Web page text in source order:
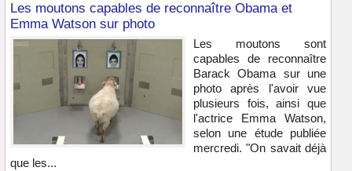
Les moutons capables de reconnaître Obama et
Emma Watson sur photo
Les moutons sont
capables de reconnaître
Barack Obama sur une
photo après l'avoir vue
plusieurs fois, ainsi que
l'actrice Emma Watson,
selon une étude publiée
mercredi. "On savait déjà
que les...